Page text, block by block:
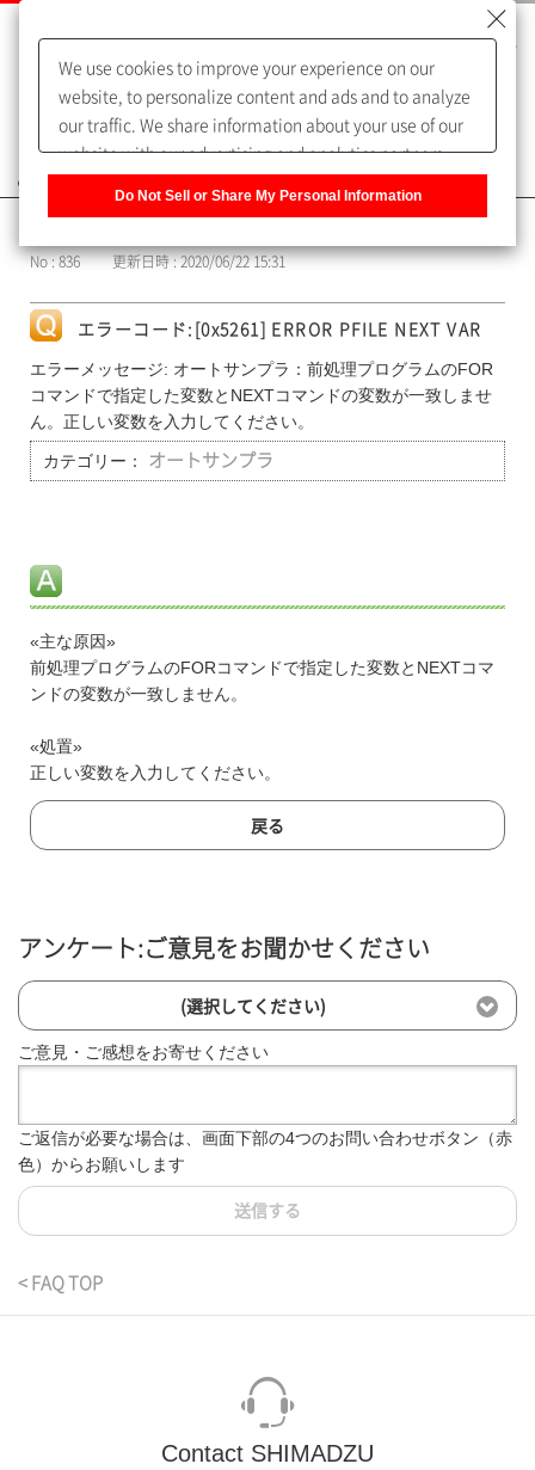
よくあるご質問（FAQ）
No : 836 更新日時 : 2020/06/22 15:31
エラーコード:[0x5261] ERROR PFILE NEXT VAR
エラーメッセージ: オートサンプラ：前処理プログラムのFOR
コマンドで指定した変数とNEXTコマンドの変数が一致しませ
ん。正しい変数を入力してください。
カテゴリー： オートサンプラ
«主な原因»
前処理プログラムのFORコマンドで指定した変数とNEXTコマ
ンドの変数が一致しません。
«処置»
正しい変数を入力してください。
戻る
アンケート:ご意見をお聞かせください
(選択してください)
ご意見・ご感想をお寄せください
ご返信が必要な場合は、画面下部の4つのお問い合わせボタン（赤
色）からお願いします
送信する
< FAQ TOP
Contact SHIMADZU
We use cookies to improve your experience on our
website, to personalize content and ads and to analyze
our traffic. We share information about your use of our
website with our advertising and analytics partners,
of our sharing information about you with our partners.
Information] to customize your cookie settings on our
Do Not Sell or Share My Personal Information